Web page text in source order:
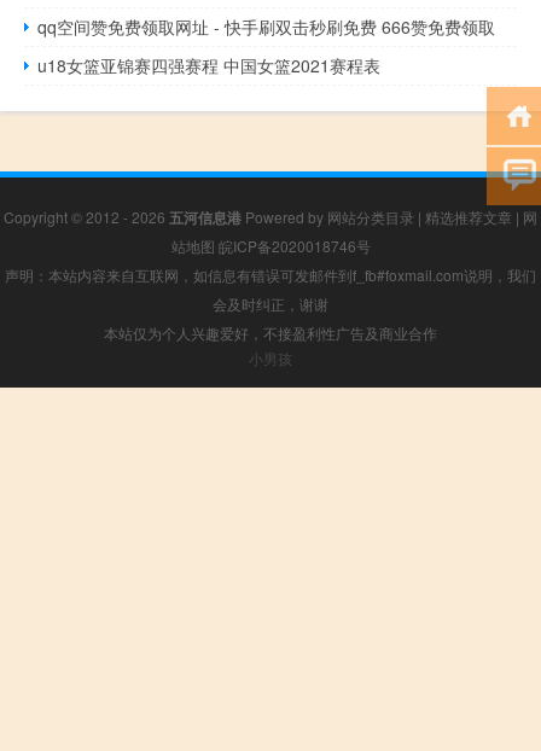
qq空间赞免费领取网址 - 快手刷双击秒刷免费 666赞免费领取
u18女篮亚锦赛四强赛程 中国女篮2021赛程表
Copyright © 2012 - 2026 五河信息港 Powered by 网站分类目录 | 精选推荐文章 | 网
站地图 皖ICP备2020018746号
声明：本站内容来自互联网，如信息有错误可发邮件到f_fb#foxmail.com说明，我们
会及时纠正，谢谢
本站仅为个人兴趣爱好，不接盈利性广告及商业合作
小男孩